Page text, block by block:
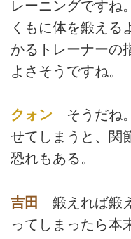
レーニングですね
くもに体を鍛える
かるトレーナーの
よさそうですね。
クォン そうだね
せてしまうと、関
恐れもある。
吉田
鍛えれば鍛
ってしまったら本